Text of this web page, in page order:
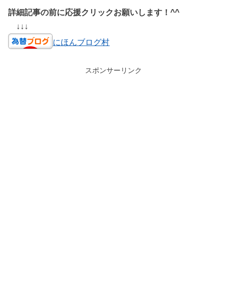
詳細記事の前に応援クリックお願いします！^^
↓↓↓
にほんブログ村
スポンサーリンク